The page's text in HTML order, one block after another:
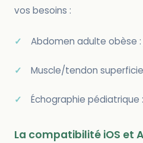
vos besoins :
Abdomen adulte obèse
Muscle/tendon
Échographie
La compatibilité iOS et